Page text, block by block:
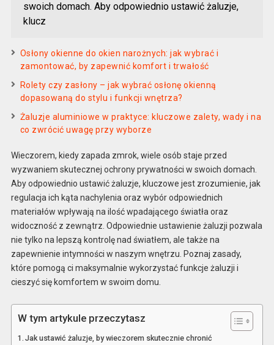
swoich domach. Aby odpowiednio ustawić żaluzje,
klucz
Osłony okienne do okien narożnych: jak wybrać i
zamontować, by zapewnić komfort i trwałość
Rolety czy zasłony – jak wybrać osłonę okienną
dopasowaną do stylu i funkcji wnętrza?
Żaluzje aluminiowe w praktyce: kluczowe zalety, wady i na
co zwrócić uwagę przy wyborze
Wieczorem, kiedy zapada zmrok, wiele osób staje przed
wyzwaniem skutecznej ochrony prywatności w swoich domach.
Aby odpowiednio ustawić żaluzje, kluczowe jest zrozumienie, jak
regulacja ich kąta nachylenia oraz wybór odpowiednich
materiałów wpływają na ilość wpadającego światła oraz
widoczność z zewnątrz. Odpowiednie ustawienie żaluzji pozwala
nie tylko na lepszą kontrolę nad światłem, ale także na
zapewnienie intymności w naszym wnętrzu. Poznaj zasady,
które pomogą ci maksymalnie wykorzystać funkcje żaluzji i
cieszyć się komfortem w swoim domu.
W tym artykule przeczytasz
Jak ustawić żaluzje, by wieczorem skutecznie chronić